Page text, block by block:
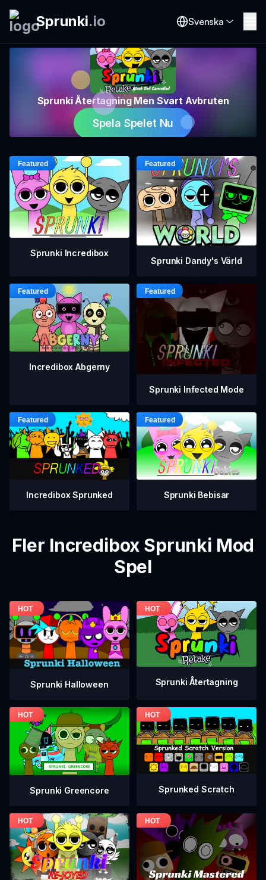
Sprunki.io Svenska
Sprunki Återtagning Men Svart Avbruten
Spela Spelet Nu
Sprunki Incredibox
Sprunki Dandy's Värld
Incredibox Abgerny
Sprunki Infected Mode
Incredibox Sprunked Sprunki Bebisar
Fler Incredibox Sprunki Mod
Spel
Sprunki Halloween Sprunki Återtagning
Sprunki Greencore Sprunked Scratch